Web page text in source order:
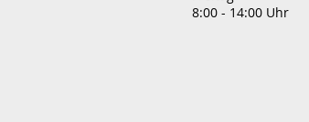
8:00 - 14:00 Uhr